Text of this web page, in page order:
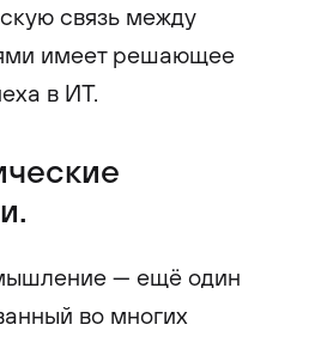
связь между
имеет решающее
в ИТ.
— ещё один
во многих